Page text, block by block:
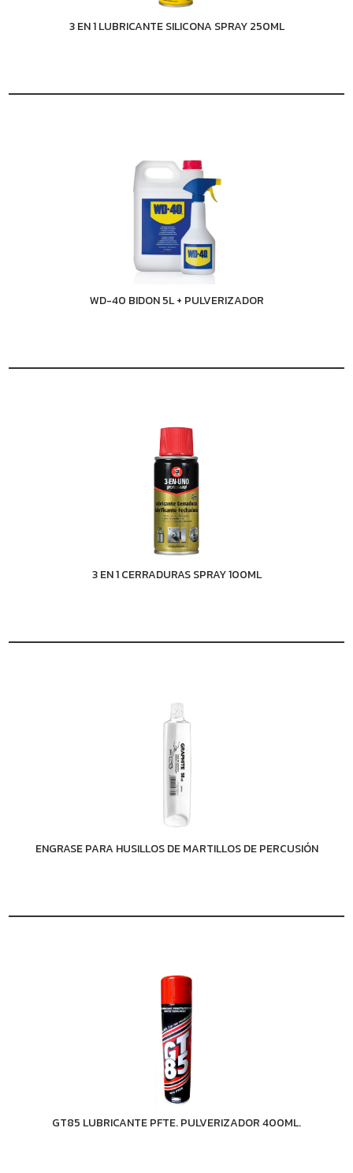
3 EN 1 LUBRICANTE SILICONA SPRAY 250ML
WD-40 BIDON 5L + PULVERIZADOR
3 EN 1 CERRADURAS SPRAY 100ML
ENGRASE PARA HUSILLOS DE MARTILLOS DE PERCUSIÓN
GT85 LUBRICANTE PFTE. PULVERIZADOR 400ML.